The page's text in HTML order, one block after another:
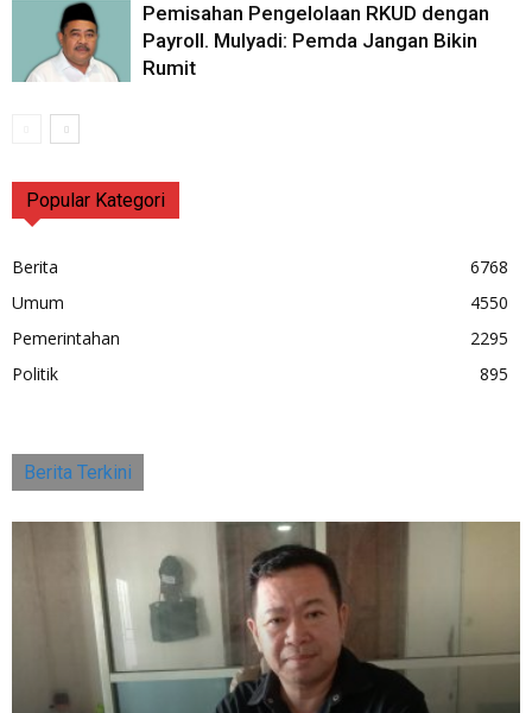
Pemisahan Pengelolaan RKUD dengan
Payroll. Mulyadi: Pemda Jangan Bikin
Rumit
Popular Kategori
Berita
6768
Umum
4550
Pemerintahan
2295
Politik
895
Berita Terkini